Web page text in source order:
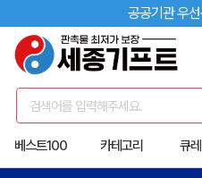
공공기관 우
검색어를 입력해주세요.
베스트100 카테고리 큐